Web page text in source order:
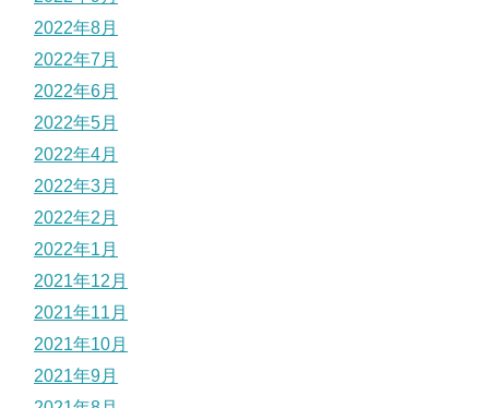
2022年8月
2022年7月
2022年6月
2022年5月
2022年4月
2022年3月
2022年2月
2022年1月
2021年12月
2021年11月
2021年10月
2021年9月